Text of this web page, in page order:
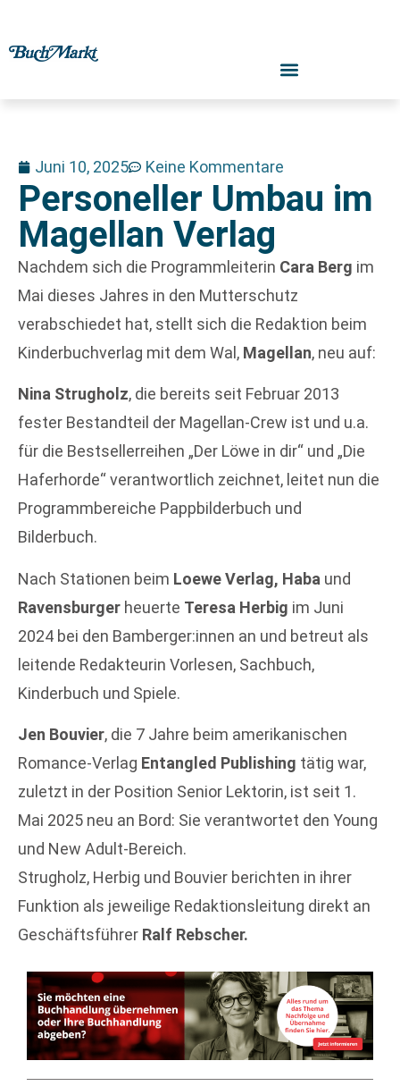
Juni 10, 2025 Keine Kommentare
Personeller Umbau im
Magellan Verlag
Nachdem sich die Programmleiterin Cara Berg im
Mai dieses Jahres in den Mutterschutz
verabschiedet hat, stellt sich die Redaktion beim
Kinderbuchverlag mit dem Wal, Magellan, neu auf:
Nina Strugholz, die bereits seit Februar 2013
fester Bestandteil der Magellan-Crew ist und u.a.
für die Bestsellerreihen „Der Löwe in dir“ und „Die
Haferhorde“ verantwortlich zeichnet, leitet nun die
Programmbereiche Pappbilderbuch und
Bilderbuch.
Nach Stationen beim Loewe Verlag, Haba und
Ravensburger heuerte Teresa Herbig im Juni
2024 bei den Bamberger:innen an und betreut als
leitende Redakteurin Vorlesen, Sachbuch,
Kinderbuch und Spiele.
Jen Bouvier, die 7 Jahre beim amerikanischen
Romance-Verlag Entangled Publishing tätig war,
zuletzt in der Position Senior Lektorin, ist seit 1.
Mai 2025 neu an Bord: Sie verantwortet den Young
und New Adult-Bereich.
Strugholz, Herbig und Bouvier berichten in ihrer
Funktion als jeweilige Redaktionsleitung direkt an
Geschäftsführer Ralf Rebscher.